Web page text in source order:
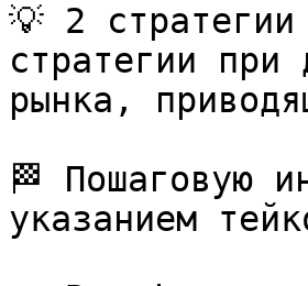
💡 2
стратегии при
рынка,
🏁 Пошаговую
указанием